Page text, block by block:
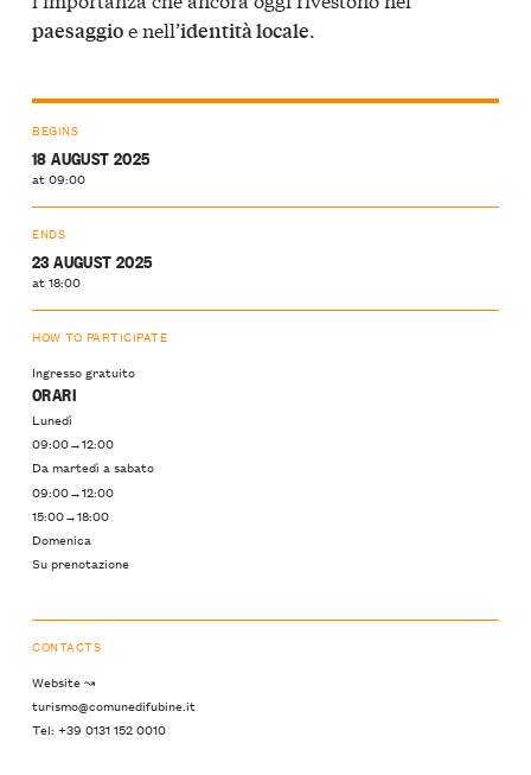
paesaggioe nell’identità locale.
BEGINS
18 AUGUST 2025
at 09:00
ENDS
23 AUGUST 2025
at 18:00
HOW TO PARTICIPATE
Ingresso gratuito
ORARI
Lunedì
09:00→12:00
Da martedì a sabato
09:00→12:00
15:00→18:00
Domenica
Su prenotazione
CONTACTS
Website ↝
turismo@comunedifubine.it
Tel: +39 0131 152 0010